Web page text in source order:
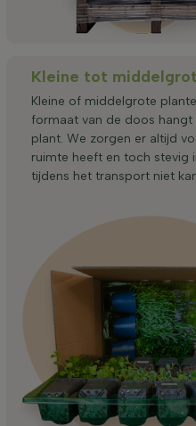
Kleine tot
Kleine of middelgrote
formaat van de doos
plant. We zorgen er altijd
ruimte heeft en toch stevig
tijdens het transport niet